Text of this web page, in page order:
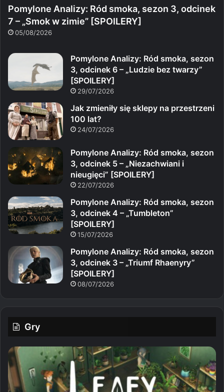
Pomylone Analizy: Ród smoka, sezon 3, odcinek
7 – „Smok w zimie” [SPOILERY]
05/08/2026
Pomylone Analizy: Ród smoka, sezon
3, odcinek 6 – „Ludzie bez twarzy”
[SPOILERY]
29/07/2026
Jak zmieniły się sklepy na przestrzeni
100 lat?
24/07/2026
Pomylone Analizy: Ród smoka, sezon
3, odcinek 5 – „Niezachwiani i
nieugięci” [SPOILERY]
22/07/2026
Pomylone Analizy: Ród smoka, sezon
3, odcinek 4 – „Tumbleton”
[SPOILERY]
15/07/2026
Pomylone Analizy: Ród smoka, sezon
3, odcinek 3 – „Triumf Rhaenyry”
[SPOILERY]
08/07/2026
Gry